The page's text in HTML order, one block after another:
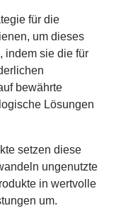
für die
um dieses
indem sie die für
bewährte
Lösungen
setzen diese
ungenutzte
in wertvolle
um.